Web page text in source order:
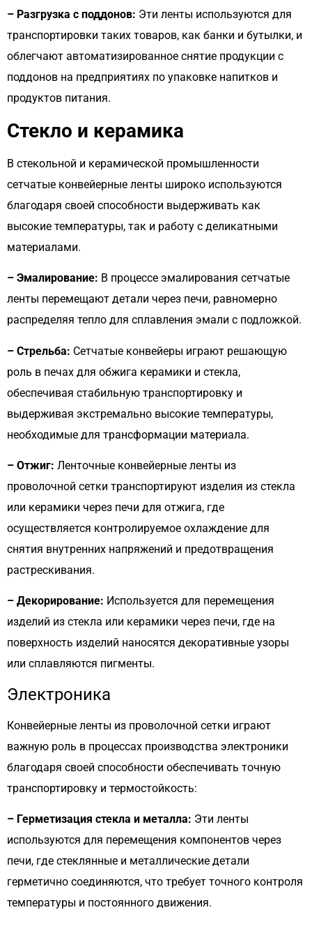
– Разгрузка с поддонов: Эти ленты используются для
транспортировки таких товаров, как банки и бутылки, и
облегчают автоматизированное снятие продукции с
поддонов на предприятиях по упаковке напитков и
продуктов питания.
Стекло и керамика
В стекольной и керамической промышленности
сетчатые конвейерные ленты широко используются
благодаря своей способности выдерживать как
высокие температуры, так и работу с деликатными
материалами.
– Эмалирование: В процессе эмалирования сетчатые
ленты перемещают детали через печи, равномерно
распределяя тепло для сплавления эмали с подложкой.
– Стрельба: Сетчатые конвейеры играют решающую
роль в печах для обжига керамики и стекла,
обеспечивая стабильную транспортировку и
выдерживая экстремально высокие температуры,
необходимые для трансформации материала.
– Отжиг: Ленточные конвейерные ленты из
проволочной сетки транспортируют изделия из стекла
или керамики через печи для отжига, где
осуществляется контролируемое охлаждение для
снятия внутренних напряжений и предотвращения
растрескивания.
– Декорирование: Используется для перемещения
изделий из стекла или керамики через печи, где на
поверхность изделий наносятся декоративные узоры
или сплавляются пигменты.
Электроника
Конвейерные ленты из проволочной сетки играют
важную роль в процессах производства электроники
благодаря своей способности обеспечивать точную
транспортировку и термостойкость:
– Герметизация стекла и металла: Эти ленты
используются для перемещения компонентов через
печи, где стеклянные и металлические детали
герметично соединяются, что требует точного контроля
температуры и постоянного движения.